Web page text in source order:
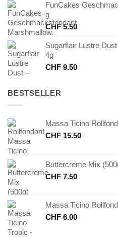
FunCakes
g
CHF5.50
Sugarflair Lustre
4g
CHF 9.50
BESTSELLER
Massa Ticino
CHF 15.50
Buttercreme Mix
CHF 7.50
Massa Ticino
CHF 6.00